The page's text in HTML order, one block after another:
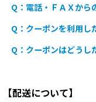
Q：電話・ＦＡＸから
Q：クーポンを利用し
Q：クーポンはどうし
【配送について】